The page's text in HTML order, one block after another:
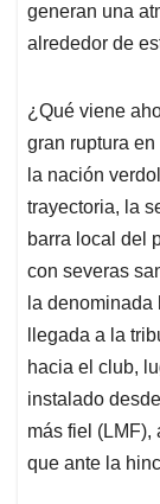
generan una
alrededor de
¿Qué viene
gran ruptura
la nación
trayectoria, la
barra local del
con severas
la
llegada a la
hacia el club,
instalado
más fiel (LMF),
que ante la